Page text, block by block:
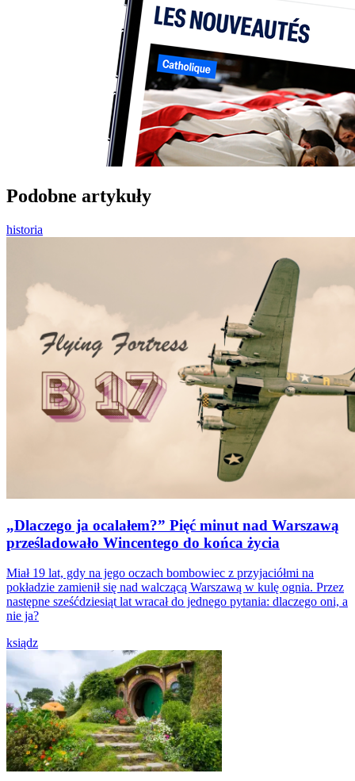
Podobne artykuły
historia
„Dlaczego ja ocalałem?” Pięć minut nad Warszawą
prześladowało Wincentego do końca życia
Miał 19 lat, gdy na jego oczach bombowiec z przyjaciółmi na
pokładzie zamienił się nad walczącą Warszawą w kulę ognia. Przez
następne sześćdziesiąt lat wracał do jednego pytania: dlaczego oni, a
nie ja?
ksiądz